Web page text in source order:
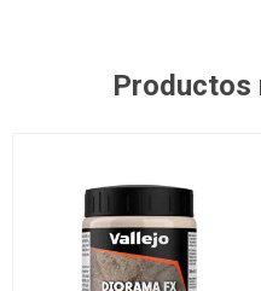
Productos